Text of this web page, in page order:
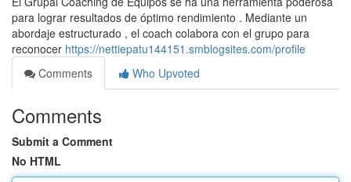
para lograr resultados de óptimo rendimiento . Mediante un
abordaje estructurado , el coach colabora con el grupo para
reconocer https://nettiepatu144151.smblogsites.com/profile
Comments
Who Upvoted
Comments
Submit a Comment
No HTML